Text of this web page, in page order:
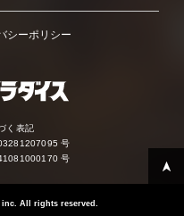
シーポリシー
く表記
号
号
inc. All rights reserved.